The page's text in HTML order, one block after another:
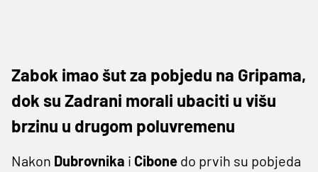
Zabok imao šut za pobjedu na Gripama,
dok su Zadrani morali ubaciti u višu
brzinu u drugom poluvremenu
Nakon Dubrovnika i Cibone do prvih su pobjeda